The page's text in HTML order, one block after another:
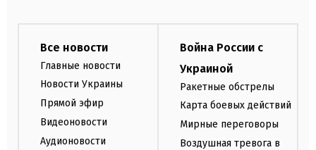
Все новости
Главные новости
Новости Украины
Прямой эфир
Видеоновости
Аудионовости
Война России с
Украиной
Ракетные обстрелы
Карта боевых действий
Мирные переговоры
Воздушная тревога в